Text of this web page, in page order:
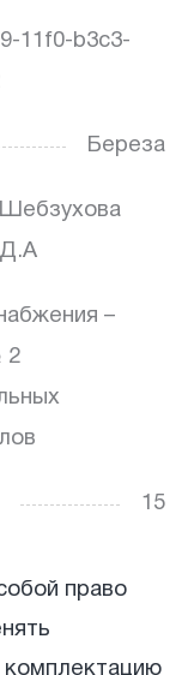
11f0-b3c3-
Береза
Шебзухова
Д.А
–
2
15
право
комплектацию